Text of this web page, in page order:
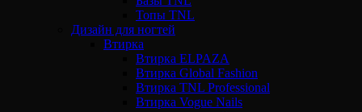
Топы TNL
Дизайн для ногтей
Втирка
Втирка ELPAZA
Втирка Global Fashion
Втирка TNL Professional
Втирка Vogue Nails